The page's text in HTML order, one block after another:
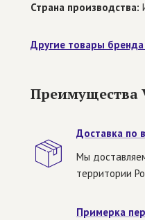
Страна производства:
Другие товары бренда
Преимущества
Доставка по
Мы
территории
Примерка